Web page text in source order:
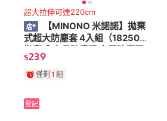
超大拉伸可達220cm
【MINONO 米諾諾】拋棄
式超大防塵套 4入組（182508
拋棄式 家具防塵罩 家電防塵罩
機車防塵罩 電扇防塵罩 冷氣防
塵罩）
$239
僅剩 1 組
登記